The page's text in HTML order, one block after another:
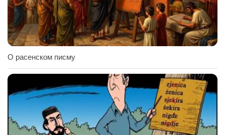
О расенском писму